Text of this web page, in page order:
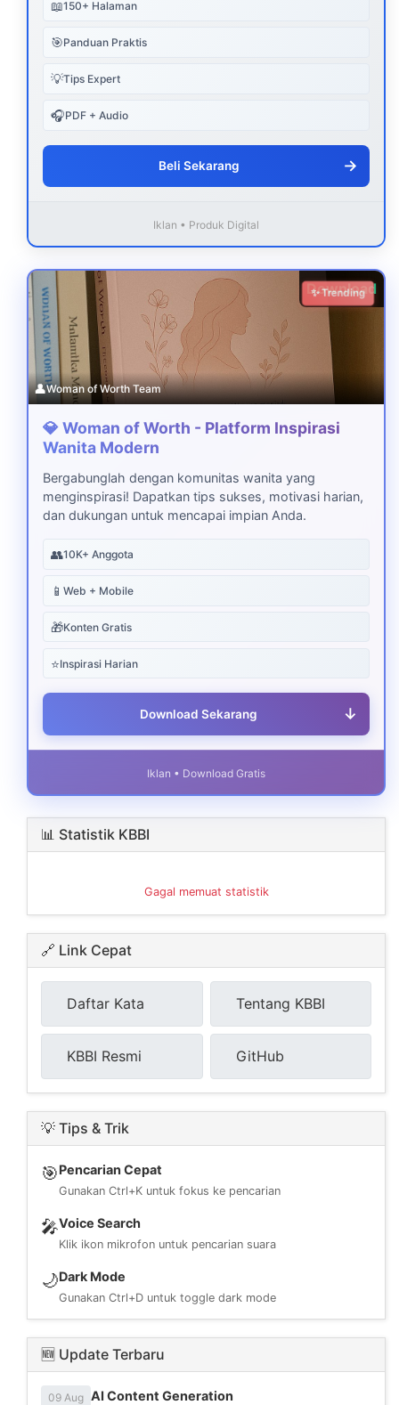
📖150+ Halaman
🎯Panduan Praktis
💡Tips Expert
🎧PDF + Audio
Beli Sekarang →
Iklan • Produk Digital
Download
✨ Trending
👤Woman of Worth Team
💎 Woman of Worth - Platform Inspirasi
Wanita Modern
Bergabunglah dengan komunitas wanita yang
menginspirasi! Dapatkan tips sukses, motivasi harian,
dan dukungan untuk mencapai impian Anda.
👥10K+ Anggota
📱 Web + Mobile
🎁Konten Gratis
⭐Inspirasi Harian
Download Sekarang ↓
Iklan • Download Gratis
📊 Statistik KBBI
Gagal memuat statistik
🔗 Link Cepat
Daftar Kata Tentang KBBI
KBBI Resmi GitHub
💡 Tips & Trik
🎯Pencarian Cepat
Gunakan Ctrl+K untuk fokus ke pencarian
🎤Voice Search
Klik ikon mikrofon untuk pencarian suara
🌙Dark Mode
Gunakan Ctrl+D untuk toggle dark mode
🆕 Update Terbaru
09 Aug AI Content Generation